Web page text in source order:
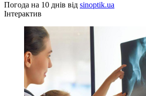
Погода на 10 днів від sinoptik.ua
Інтерактив